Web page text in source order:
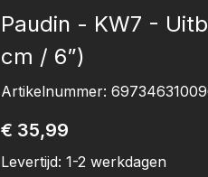
Paudin - KW7 -
cm / 6”)
Artikelnummer:
€ 35,99
Levertijd: 1-2 werkdagen